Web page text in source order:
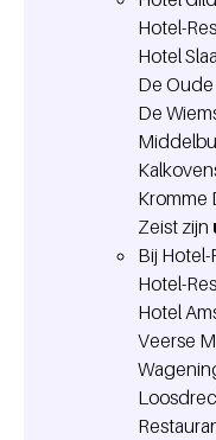
Hotel-
Hotel
De
De
Kromme
Zeist zijn
Bij
Hotel-
Hotel
Veerse